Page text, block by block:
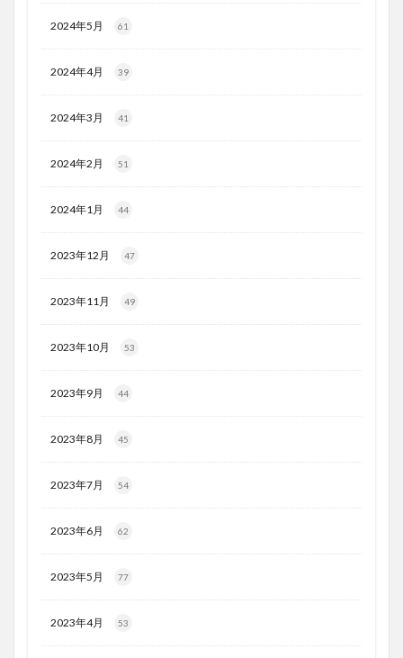
2024年5月 61
2024年4月 39
2024年3月 41
2024年2月 51
2024年1月 44
2023年12月 47
2023年11月 49
2023年10月 53
2023年9月 44
2023年8月 45
2023年7月 54
2023年6月 62
2023年5月 77
2023年4月 53